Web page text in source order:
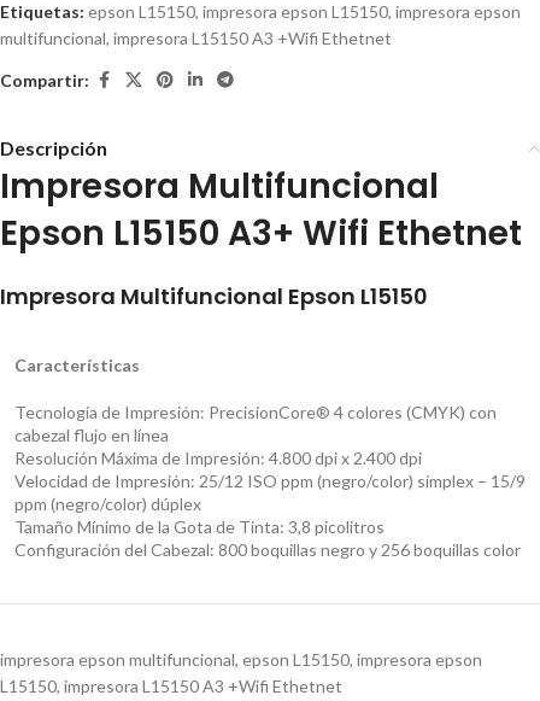
Etiquetas: epson L15150, impresora epson L15150, impresora epson
multifuncional, impresora L15150 A3 +Wifi Ethetnet
Compartir:
Descripción
Impresora Multifuncional
Epson L15150 A3+ Wifi Ethetnet
Impresora Multifuncional Epson L15150
Características
Tecnología de Impresión: PrecisionCore® 4 colores (CMYK) con
cabezal flujo en línea
Resolución Máxima de Impresión: 4.800 dpi x 2.400 dpi
Velocidad de Impresión: 25/12 ISO ppm (negro/color) símplex – 15/9
ppm (negro/color) dúplex
Tamaño Mínimo de la Gota de Tinta: 3,8 picolitros
Configuración del Cabezal: 800 boquillas negro y 256 boquillas color
impresora epson multifuncional, epson L15150, impresora epson
L15150, impresora L15150 A3 +Wifi Ethetnet